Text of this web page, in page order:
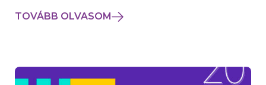
TOVÁBB OLVASOM